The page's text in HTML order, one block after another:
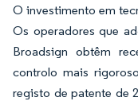
O investimento em
Os operadores que
Broadsign obtêm
controlo mais
registo de patente de